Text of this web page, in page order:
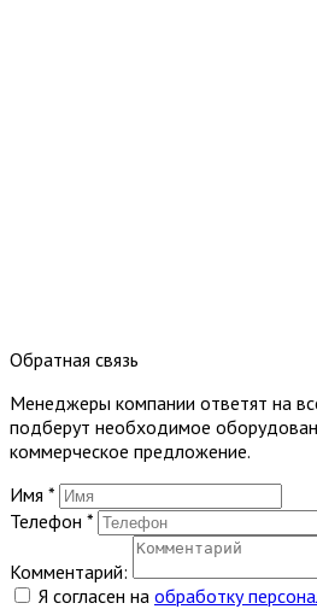
Обратная связь
Менеджеры компании ответят на
подберут необходимое
коммерческое предложение.
Имя *
Телефон *
Комментарий:
Я согласен на обработку